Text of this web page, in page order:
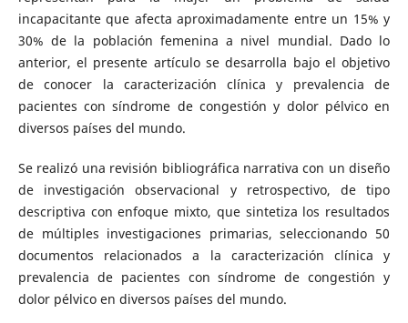
incapacitante que afecta aproximadamente entre un 15% y
30% de la población femenina a nivel mundial. Dado lo
anterior, el presente artículo se desarrolla bajo el objetivo
de conocer la caracterización clínica y prevalencia de
pacientes con síndrome de congestión y dolor pélvico en
diversos países del mundo.
Se realizó una revisión bibliográfica narrativa con un diseño
de investigación observacional y retrospectivo, de tipo
descriptiva con enfoque mixto, que sintetiza los resultados
de múltiples investigaciones primarias, seleccionando 50
documentos relacionados a la caracterización clínica y
prevalencia de pacientes con síndrome de congestión y
dolor pélvico en diversos países del mundo.